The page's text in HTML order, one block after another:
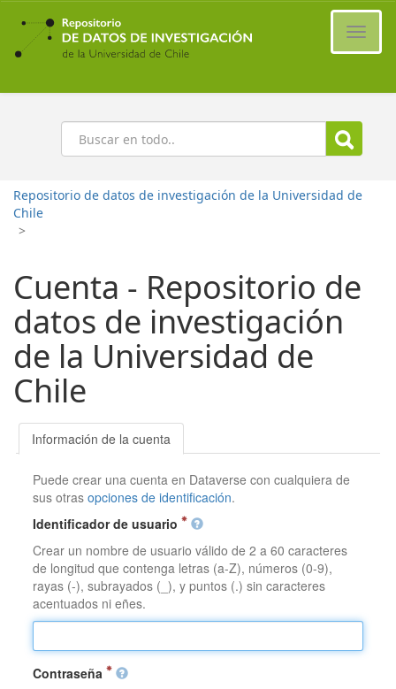
Ir
contenido
principal
Buscar
Repositorio de datos de investigación de la Universidad de
Chile
>
Cuenta - Repositorio de
datos de investigación
de la Universidad de
Chile
Información de la cuenta
Puede crear una cuenta en Dataverse con cualquiera de
sus otrasopciones de identificación.
Identificador de usuario
Crear un nombre de usuario válido de 2 a 60 caracteres
de longitud que contenga letras (a-Z), números (0-9),
rayas (-), subrayados (_), y puntos (.) sin caracteres
acentuados ni eñes.
Contraseña